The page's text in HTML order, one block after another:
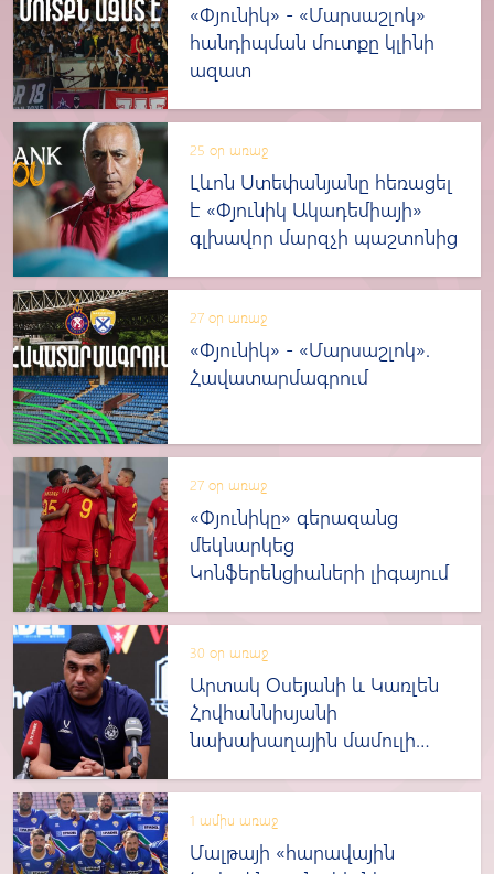
«Փյունիկ» - «Մարսաշլոկ»
հանդիպման մուտքը կլինի
ազատ
25 օր առաջ
Լևոն Ստեփանյանը հեռացել
է «Փյունիկ Ակադեմիայի»
գլխավոր մարզչի պաշտոնից
27 օր առաջ
«Փյունիկ» - «Մարսաշլոկ».
Հավատարմագրում
27 օր առաջ
«Փյունիկը» գերազանց
մեկնարկեց
Կոնֆերենցիաների լիգայում
30 օր առաջ
Արտակ Օսեյանի և Կառլեն
Հովհաննիսյանի
նախախաղային մամուլի
1 ամիս առաջ
Մալթայի «հարավային